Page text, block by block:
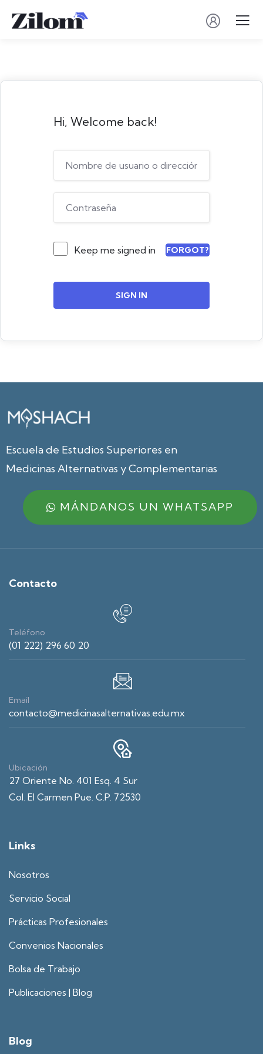
Hi, Welcome back!
Keep me signed in FORGOT?
SIGN IN
Escuela de Estudios Superiores en
Medicinas Alternativas y Complementarias
MÁNDANOS UN WHATSAPP
Contacto
Teléfono
(01 222) 296 60 20
Email
contacto@medicinasalternativas.edu.mx
Ubicación
27 Oriente No. 401 Esq. 4 Sur
Col. El Carmen Pue. C.P. 72530
Links
Nosotros
Servicio Social
Prácticas Profesionales
Convenios Nacionales
Bolsa de Trabajo
Publicaciones | Blog
Blog